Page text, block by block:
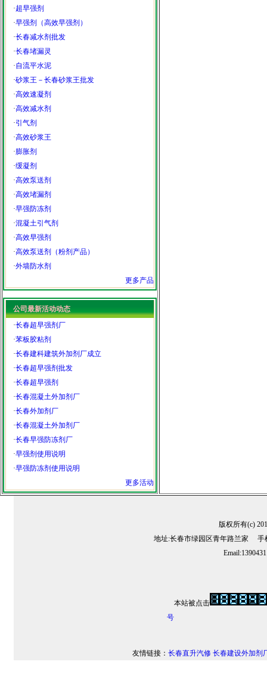
·超早强剂
·早强剂（高效早强剂）
·长春减水剂批发
·长春堵漏灵
·自流平水泥
·砂浆王－长春砂浆王批发
·高效速凝剂
·高效减水剂
·引气剂
·高效砂浆王
·膨胀剂
·缓凝剂
·高效泵送剂
·高效堵漏剂
·早强防冻剂
·混凝土引气剂
·高效早强剂
·高效泵送剂（粉剂产品）
·外墙防水剂
更多产品
公司最新活动动态
·长春超早强剂厂
·苯板胶粘剂
·长春建科建筑外加剂厂成立
·长春超早强剂批发
·长春超早强剂
·长春混凝土外加剂厂
·长春外加剂厂
·长春混凝土外加剂厂
·长春早强防冻剂厂
·早强剂使用说明
·早强防冻剂使用说明
更多活动
版权所有(c)
地址:长春市绿园区青年路兰家
本站被点击
号
友情链接： 长春直升汽修 长春建设外加剂